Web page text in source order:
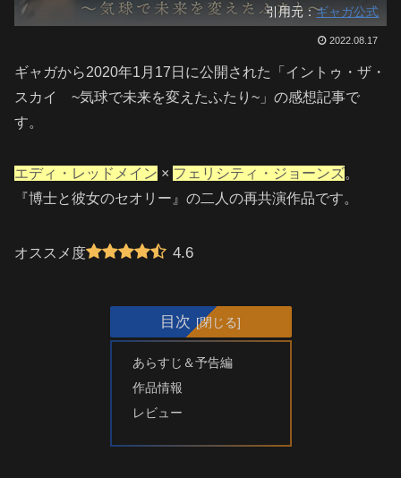
引用元：ギャガ公式
2022.08.17
ギャガから2020年1月17日に公開された「イントゥ・ザ・
スカイ ~気球で未来を変えたふたり~」の感想記事で
す。
エディ・レッドメイン × フェリシティ・ジョーンズ。
『博士と彼女のセオリー』の二人の再共演作品です。
オススメ度 4.6
目次
あらすじ＆予告編
作品情報
レビュー